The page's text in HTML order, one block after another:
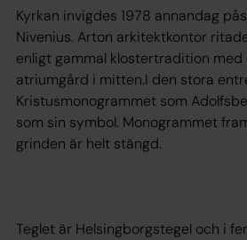
Kyrkan invigdes 1978 annandag
Nivenius. Arton arkitektkontor
enligt gammal klostertradition med
atriumgård i mitten.I den stora
Kristusmonogrammet som
som sin symbol. Monogrammet
grinden är helt stängd.
Teglet är Helsingborgstegel och i